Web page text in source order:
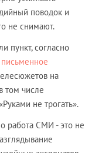
поводок и
не снимают.
пункт, согласно
письменное
на
том числе
не трогать».
работа СМИ - это не